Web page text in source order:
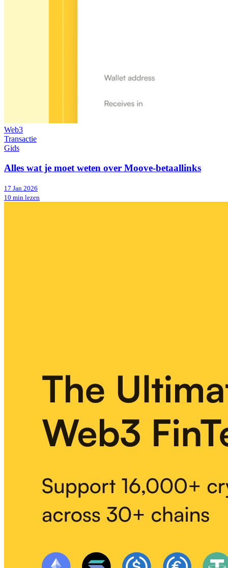
Web3
Transactie
Gids
Alles wat je moet weten over Moove-betaallinks
17 Jan 2026
10 min lezen